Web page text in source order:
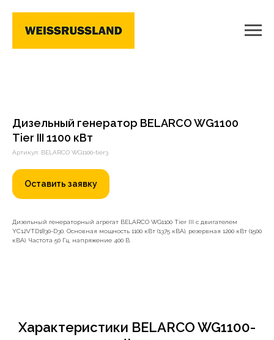
Дизельный генератор BELARCO WG1100
Tier III 1100 кВт
Артикул: BELARCO WG1100-tier3
Оставить заявку
Дизельный генераторный агрегат BELARCO WG1100 Tier III с двигателем
YC12VTD1830-D30. Основная мощность 1100 кВт (1375 кВА), резервная 1200 кВт (1500
кВА). Частота 50 Гц, напряжение 400 В.
Характеристики BELARCO WG1100-